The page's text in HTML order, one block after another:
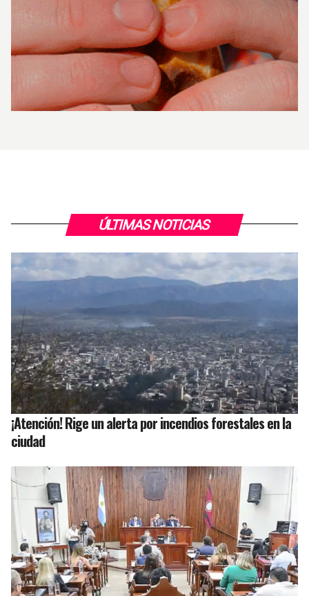
ÚLTIMAS NOTICIAS
¡Atención! Rige un alerta por incendios forestales en la
ciudad